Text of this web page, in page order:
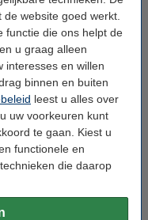
website goed werkt.
functie die ons helpt de
u graag alleen
interesses en willen
binnen en buiten
leest u alles over
uw voorkeuren kunt
te gaan. Kiest u
functionele en
die daarop